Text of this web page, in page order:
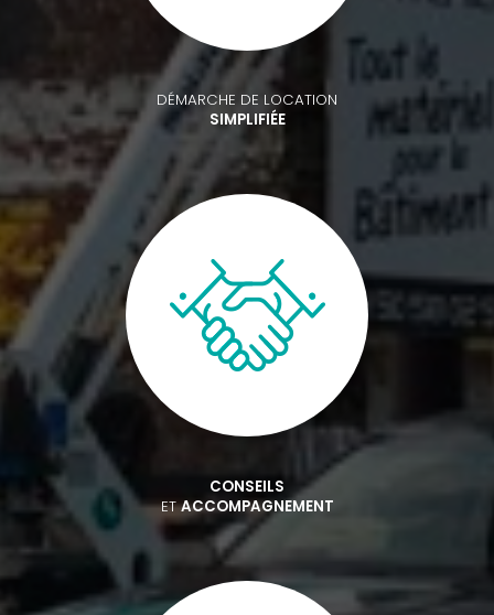
DÉMARCHE DE LOCATION
SIMPLIFIÉE
CONSEILS
ETACCOMPAGNEMENT